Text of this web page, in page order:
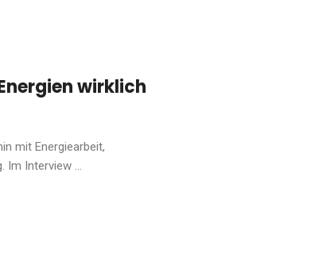
wirklich
mit Energiearbeit,
Im Interview ...